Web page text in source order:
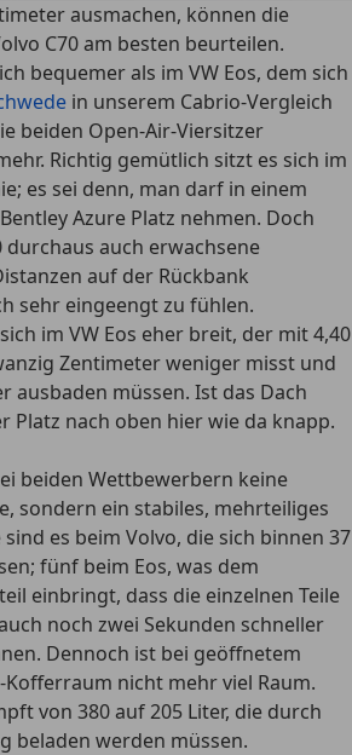
ausmachen, können die
C70 am besten beurteilen.
bequemer als im VW Eos, dem sich
in unserem Cabrio-Vergleich
beiden Open-Air-Viersitzer
Richtig gemütlich sitzt es sich im
es sei denn, man darf in einem
Azure Platz nehmen. Doch
durchaus auch erwachsene
auf der Rückbank
sehr eingeengt zu fühlen.
im VW Eos eher breit, der mit 4,40
Zentimeter weniger misst und
ausbaden müssen. Ist das Dach
Platz nach oben hier wie da knapp.
beiden Wettbewerbern keine
sondern ein stabiles, mehrteiliges
es beim Volvo, die sich binnen 37
fünf beim Eos, was dem
einbringt, dass die einzelnen Teile
noch zwei Sekunden schneller
Dennoch ist bei geöffnetem
Kofferraum nicht mehr viel Raum.
von 380 auf 205 Liter, die durch
beladen werden müssen.